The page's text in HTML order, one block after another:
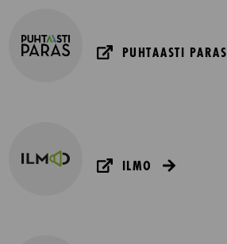
PUHTAASTI PARAS
ILMO